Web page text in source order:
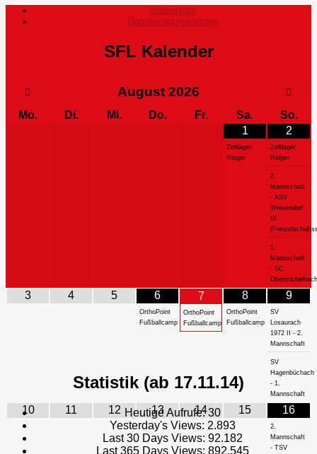
Impressum
Datenschutzerklärung
SFL Kalender
August 2026
Mo. Di. Mi. Do. Fr. Sa.
So.
1
Zeltlager
Ringer
2
Zeltlager
Ringer
2.
Mannschaft
- ASV
Weisendorf
1.
Mannschaft
- SC
Obermichelbach
3 4 5 6
OrthoPoint
Fußballcamp
7
OrthoPoint
Fußballcamp
8
OrthoPoint
Fußballcamp
9
SV
Losaurach
1972 II - 2.
Mannschaft
SV
Hagenbüchach
- 1.
Mannschaft
10 11 12 13 14 15 16
2.
Mannschaft
- TSV
Statistik (ab 17.11.14)
Heutige Aufrufe:30
Yesterday's Views: 2.893
Last 30 Days Views: 92.182
Last 365 Days Views: 892.545